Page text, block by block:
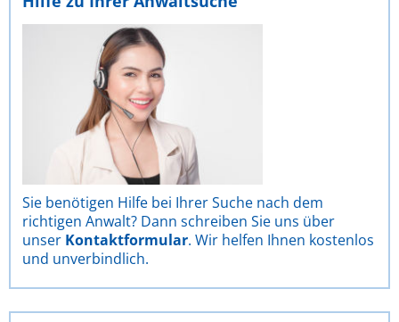
Sie benötigen Hilfe bei Ihrer Suche nach dem
richtigen Anwalt? Dann schreiben Sie uns über
unser Kontaktformular. Wir helfen Ihnen kostenlos
und unverbindlich.